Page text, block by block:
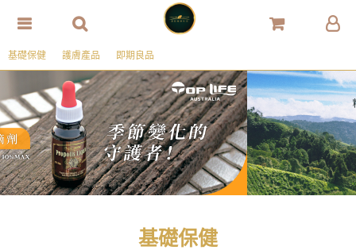
基礎保健 護膚產品 即期良品
基礎保健